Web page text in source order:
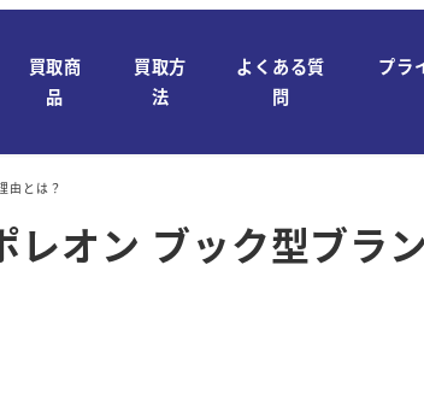
買取商
品
買取方
法
よくある質
問
プラ
由とは？
レオン ブック型ブラ